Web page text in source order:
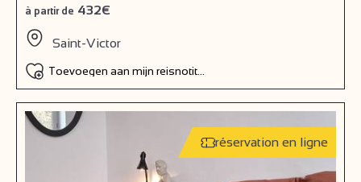
à partir de 432€
Saint-Victor
Toevoegen aan mijn reisnotitieboek
réservation en ligne